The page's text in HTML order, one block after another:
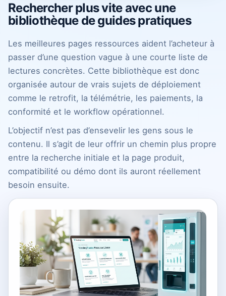
Rechercher plus vite avec une
bibliothèque de guides pratiques
Les meilleures pages ressources aident l’acheteur à
passer d’une question vague à une courte liste de
lectures concrètes. Cette bibliothèque est donc
organisée autour de vrais sujets de déploiement
comme le retrofit, la télémétrie, les paiements, la
conformité et le workflow opérationnel.
L’objectif n’est pas d’ensevelir les gens sous le
contenu. Il s’agit de leur offrir un chemin plus propre
entre la recherche initiale et la page produit,
compatibilité ou démo dont ils auront réellement
besoin ensuite.